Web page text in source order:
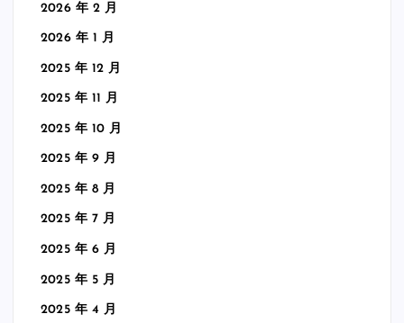
2026 年 2 月
2026 年 1 月
2025 年 12 月
2025 年 11 月
2025 年 10 月
2025 年 9 月
2025 年 8 月
2025 年 7 月
2025 年 6 月
2025 年 5 月
2025 年 4 月